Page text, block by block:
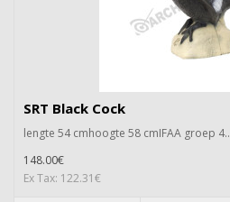
SRT Black Cock
lengte 54 cmhoogte 58 cmIFAA groep 4..
148.00€
Ex Tax: 122.31€